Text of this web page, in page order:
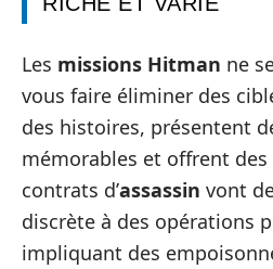
Les missions Hitman ne
vous faire éliminer des
des histoires, présentent
mémorables et offrent des
contrats d’assassin vont
discrète à des opérations
impliquant des